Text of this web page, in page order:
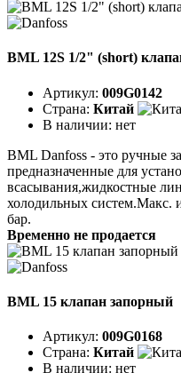
BML 12S 1/2" (short)
Артикул: 009G0142
Страна: Китай
В наличии: нет
BML Danfoss - это ручные
предназначенные для
всасывания,жидкостные
холодильных систем.Макс.
бар.
Временно не продается
BML 15 клапан запорный
Артикул: 009G0168
Страна: Китай
В наличии: нет